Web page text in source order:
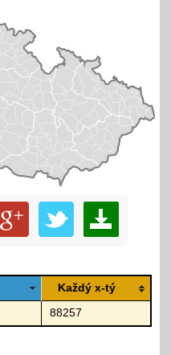
Každý x-tý
88257